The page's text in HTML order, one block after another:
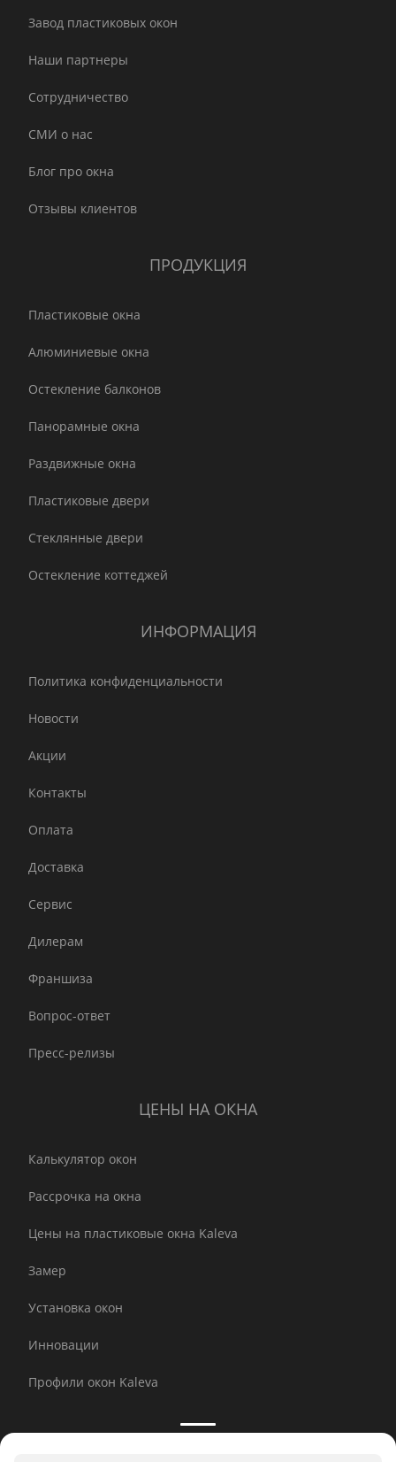
Завод пластиковых окон
Наши партнеры
Сотрудничество
СМИ о нас
Блог про окна
Отзывы клиентов
ПРОДУКЦИЯ
Пластиковые окна
Алюминиевые окна
Остекление балконов
Панорамные окна
Раздвижные окна
Пластиковые двери
Стеклянные двери
Остекление коттеджей
ИНФОРМАЦИЯ
Политика конфиденциальности
Новости
Акции
Контакты
Оплата
Доставка
Сервис
Дилерам
Франшиза
Вопрос-ответ
Пресс-релизы
ЦЕНЫ НА ОКНА
Калькулятор окон
Рассрочка на окна
Цены на пластиковые окна Kaleva
Замер
Установка окон
Инновации
Профили окон Kaleva
Принимаем к оплате: